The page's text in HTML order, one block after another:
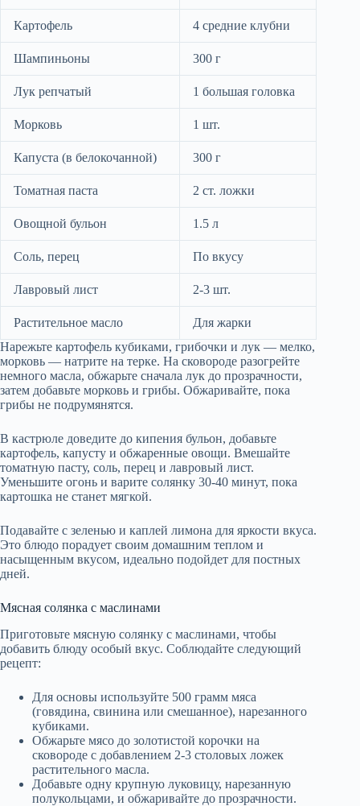
Картофель 4 средние клубни
Шампиньоны 300 г
Лук репчатый 1 большая головка
Морковь 1 шт.
Капуста (в белокочанной) 300 г
Томатная паста 2 ст. ложки
Овощной бульон 1.5 л
Соль, перец По вкусу
Лавровый лист 2-3 шт.
Растительное масло
Для жарки
Нарежьте картофель кубиками, грибочки и лук — мелко,
морковь — натрите на терке. На сковороде разогрейте
немного масла, обжарьте сначала лук до прозрачности,
затем добавьте морковь и грибы. Обжаривайте, пока
грибы не подрумянятся.
В кастрюле доведите до кипения бульон, добавьте
картофель, капусту и обжаренные овощи. Вмешайте
томатную пасту, соль, перец и лавровый лист.
Уменьшите огонь и варите солянку 30-40 минут, пока
картошка не станет мягкой.
Подавайте с зеленью и каплей лимона для яркости вкуса.
Это блюдо порадует своим домашним теплом и
насыщенным вкусом, идеально подойдет для постных
дней.
Мясная солянка с маслинами
Приготовьте мясную солянку с маслинами, чтобы
добавить блюду особый вкус. Соблюдайте следующий
рецепт:
Для основы используйте 500 грамм мяса
(говядина, свинина или смешанное), нарезанного
кубиками.
Обжарьте мясо до золотистой корочки на
сковороде с добавлением 2-3 столовых ложек
растительного масла.
Добавьте одну крупную луковицу, нарезанную
полукольцами, и обжаривайте до прозрачности.